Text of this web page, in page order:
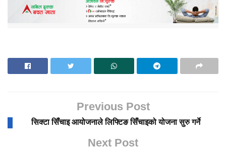
Previous Post
सिक्टा सिँचाइ आयोजनाले लिफ्टिङ सिँचाइको योजना सुरु गर्ने
Next Post